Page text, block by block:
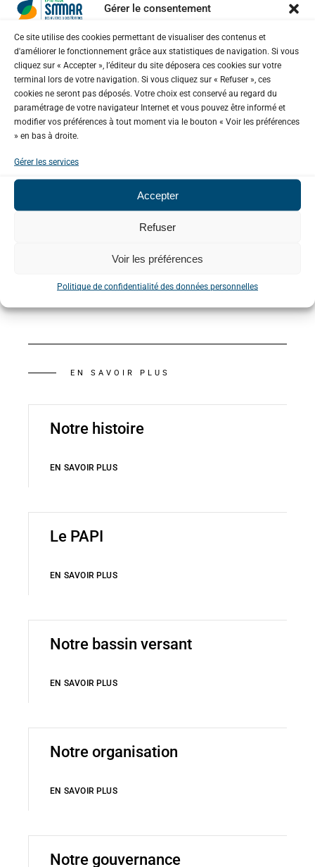
Gérer le consentement
Ce site utilise des cookies permettant de visualiser des contenus et
d'améliorer le fonctionnement grâce aux statistiques de navigation. Si vous
cliquez sur « Accepter », l’éditeur du site déposera ces cookies sur votre
terminal lors de votre navigation. Si vous cliquez sur « Refuser », ces
cookies ne seront pas déposés. Votre choix est conservé au regard du
paramétrage de votre navigateur Internet et vous pouvez être informé et
modifier vos préférences à tout moment via le bouton « Voir les préférences
» en bas à droite.
Gérer les services
Accepter
Refuser
Voir les préférences
Politique de confidentialité des données personnelles
EN SAVOIR PLUS
Notre histoire
EN SAVOIR PLUS
Le PAPI
EN SAVOIR PLUS
Notre bassin versant
EN SAVOIR PLUS
Notre organisation
EN SAVOIR PLUS
Notre gouvernance